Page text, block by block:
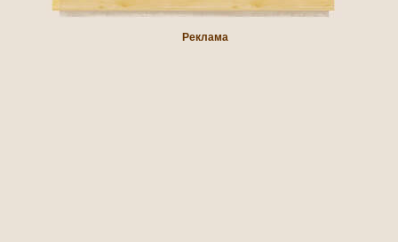
Реклама